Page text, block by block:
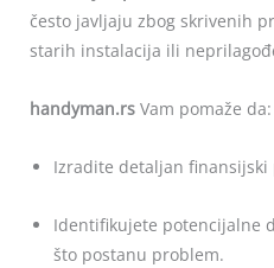
često javljaju zbog skrivenih
starih instalacija ili
handyman.rs Vam pomaže da:
Izradite detaljan finansijski
Identifikujete potencijalne
što postanu problem.